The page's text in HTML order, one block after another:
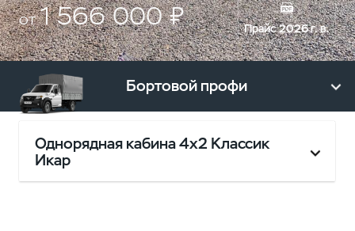
от1 566 000 ₽ Прайс 2026 г. в.
Бортовой профи
Однорядная кабина 4х2 Классик
Икар